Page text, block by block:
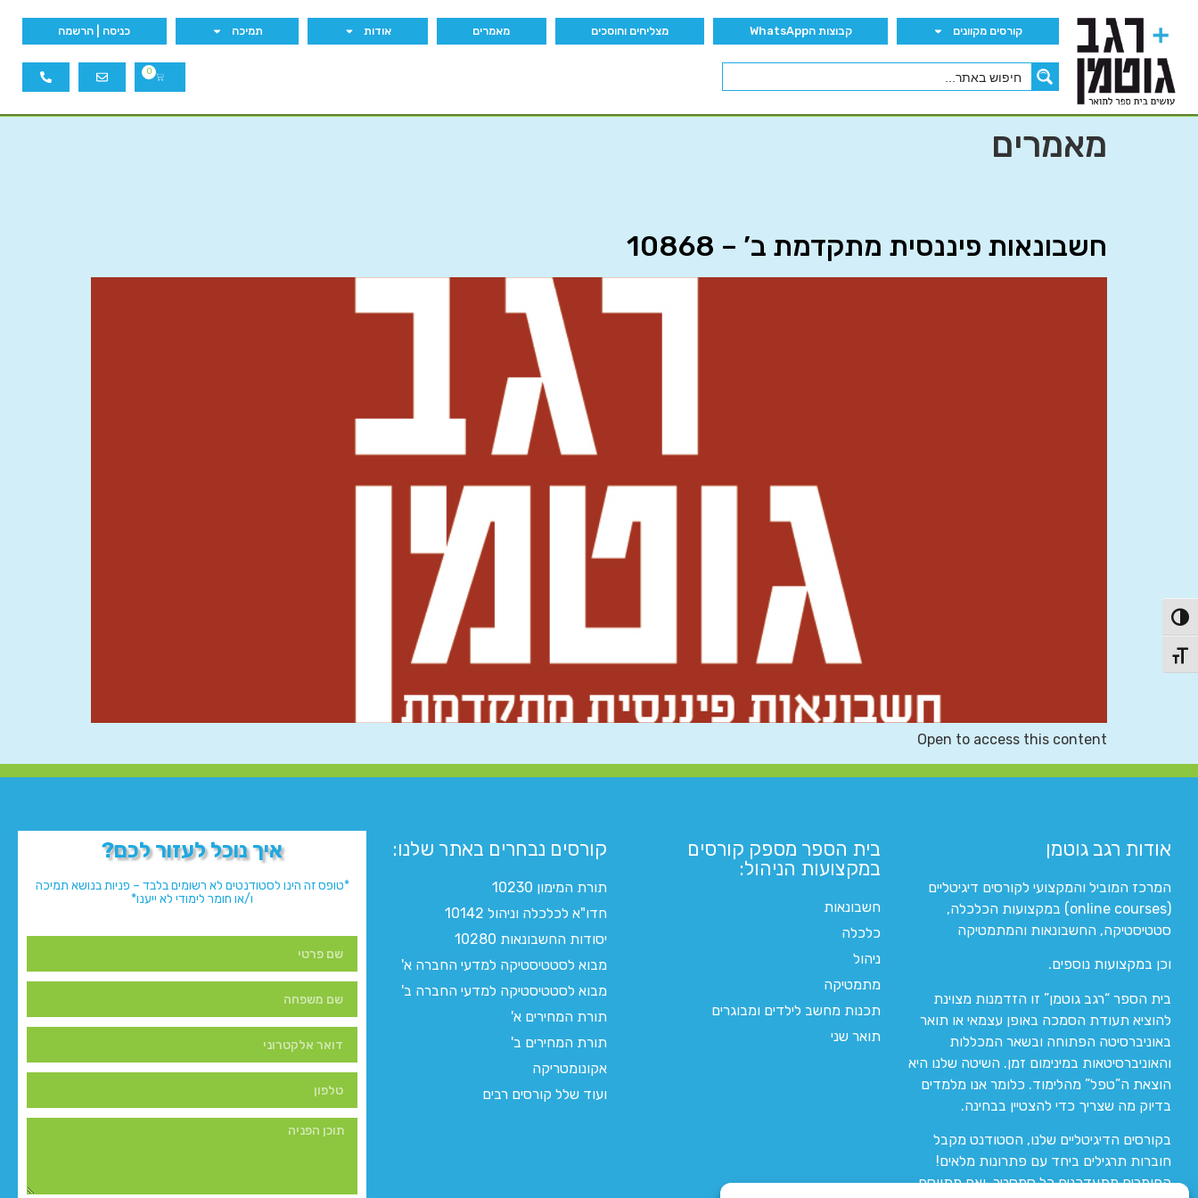
הפעל/כבה ניגודיות גבוהה
מתג גודל גופן
קורסים מקוונים קבוצות הWhatsApp מצליחים וחוסכים מאמרים אודות תמיכה כניסה | הרשמה
0
מאמרים
חשבונאות פיננסית מתקדמת ב’ – 10868
Open to access this content
אודות רגב גוטמן
המרכז המוביל והמקצועי לקורסים דיגיטליים
(online courses) במקצועות הכלכלה,
סטטיסטיקה, החשבונאות והמתמטיקה
וכן במקצועות נוספים.
בית הספר “רגב גוטמן” זו הזדמנות מצוינת
להוציא תעודת הסמכה באופן עצמאי או תואר
באוניברסיטה הפתוחה ובשאר המכללות
והאוניברסיטאות במינימום זמן. השיטה שלנו היא
הוצאת ה”טפל” מהלימוד. כלומר אנו מלמדים
בדיוק מה שצריך כדי להצטיין בבחינה.
בקורסים הדיגיטליים שלנו, הסטודנט מקבל
חוברות תרגילים ביחד עם פתרונות מלאים!
החומרים מתעדכנים כל סמסטר, ואם מתווסף
בית הספר מספק קורסים
במקצועות הניהול:
חשבונאות
כלכלה
ניהול
מתמטיקה
תכנות מחשב לילדים ומבוגרים
תואר שני
קורסים נבחרים באתר שלנו:​
תורת המימון 10230
חדו"א לכלכלה וניהול 10142
יסודות החשבונאות 10280
מבוא לסטטיסטיקה למדעי החברה א'
מבוא לסטטיסטיקה למדעי החברה ב'
תורת המחירים א'
תורת המחירים ב'
אקונומטריקה
ועוד שלל קורסים רבים
איך נוכל לעזור לכם?
*טופס זה הינו לסטודנטים לא רשומים בלבד – פניות בנושא תמיכה
ו/או חומר לימודי לא ייענו*